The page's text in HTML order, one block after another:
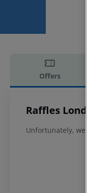
Offers
Offer
Raffles
Unfortunately, we